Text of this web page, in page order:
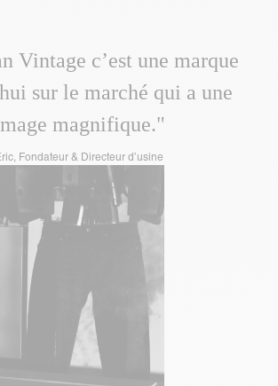
Vintage c’est une marque
sur le marché qui a une
magnifique."
Fondateur & Directeur d’usine